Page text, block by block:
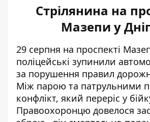
Стрілянина на
Мазепи у
29 серпня на проспекті
поліцейські зупинили
за порушення правил
Між парою та патрульними
конфлікт, який переріс у
Правоохоронцю довелося